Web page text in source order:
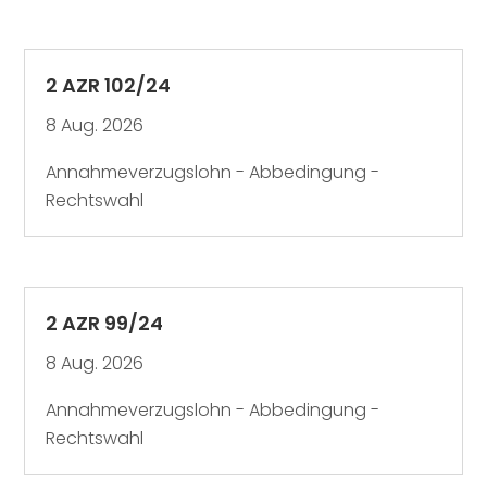
2 AZR 102/24
8 Aug. 2026
Annahmeverzugslohn - Abbedingung -
Rechtswahl
2 AZR 99/24
8 Aug. 2026
Annahmeverzugslohn - Abbedingung -
Rechtswahl